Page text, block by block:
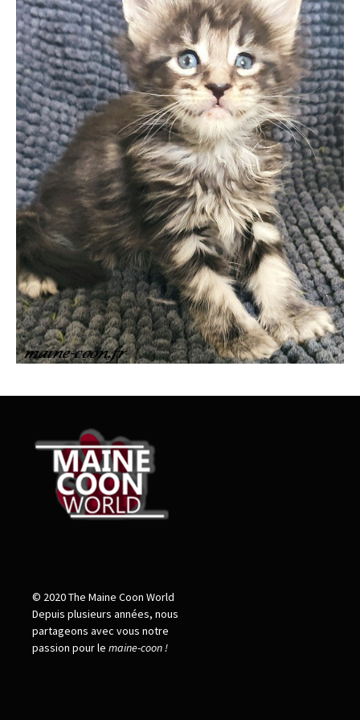
© 2020 The Maine Coon World
Depuis plusieurs années, nous
partageons avec vous notre
passion pour le maine-coon !